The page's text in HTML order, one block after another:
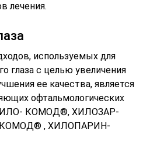
лечения.
используемых для
глаза с целью увеличения
ее качества, является
офтальмологических
ХИЛО- КОМОД®, ХИЛОЗАР-
, ХИЛОПАРИН-